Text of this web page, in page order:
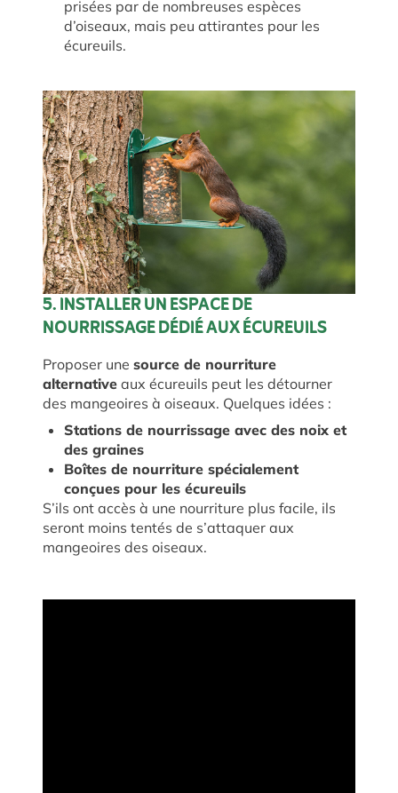
prisées par de nombreuses espèces
d’oiseaux, mais peu attirantes pour les
écureuils.
5. INSTALLER UN ESPACE DE
NOURRISSAGE DÉDIÉ AUX ÉCUREUILS
Proposer une source de nourriture
alternative aux écureuils peut les détourner
des mangeoires à oiseaux. Quelques idées :
Stations de nourrissage avec des noix et
des graines
Boîtes de nourriture spécialement
conçues pour les écureuils
S’ils ont accès à une nourriture plus facile, ils
seront moins tentés de s’attaquer aux
mangeoires des oiseaux.